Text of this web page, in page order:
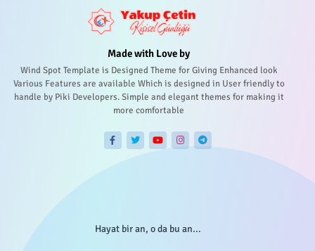
Made with Love by
Wind Spot Template is Designed Theme for Giving Enhanced look
Various Features are available Which is designed in User friendly to
handle by Piki Developers. Simple and elegant themes for making it
more comfortable
Hayat bir an, o da bu an...